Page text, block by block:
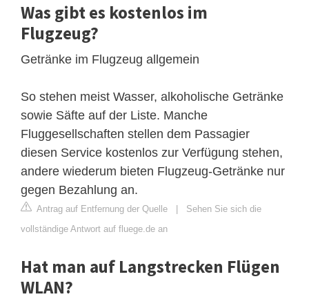
Was gibt es kostenlos im
Flugzeug?
Getränke im Flugzeug allgemein
So stehen meist Wasser, alkoholische Getränke
sowie Säfte auf der Liste. Manche
Fluggesellschaften stellen dem Passagier
diesen Service kostenlos zur Verfügung stehen,
andere wiederum bieten Flugzeug-Getränke nur
gegen Bezahlung an.
Antrag auf Entfernung der Quelle | Sehen Sie sich die
vollständige Antwort auf fluege.de an
Hat man auf Langstrecken Flügen
WLAN?